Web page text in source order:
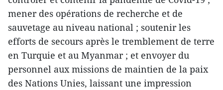
mener des opérations de recherche et de
sauvetage au niveau national ; soutenir les
efforts de secours après le tremblement de terre
en Turquie et au Myanmar ; et envoyer du
personnel aux missions de maintien de la paix
des Nations Unies, laissant une impression